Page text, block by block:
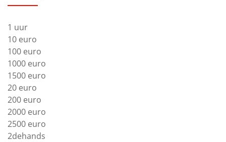
1 uur
10 euro
100 euro
1000 euro
1500 euro
20 euro
200 euro
2000 euro
2500 euro
2dehands